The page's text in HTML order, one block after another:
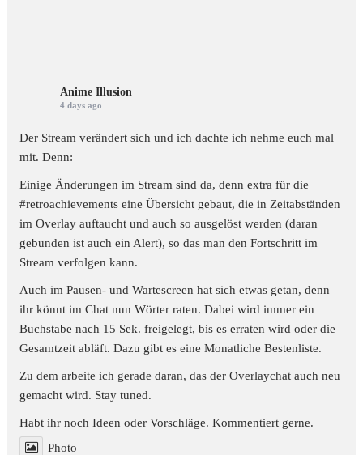
Anime Illusion
4 days ago
Der Stream verändert sich und ich dachte ich nehme euch mal
mit. Denn:
Einige Änderungen im Stream sind da, denn extra für die
#retroachievements eine Übersicht gebaut, die in Zeitabständen
im Overlay auftaucht und auch so ausgelöst werden (daran
gebunden ist auch ein Alert), so das man den Fortschritt im
Stream verfolgen kann.
Auch im Pausen- und Wartescreen hat sich etwas getan, denn
ihr könnt im Chat nun Wörter raten. Dabei wird immer ein
Buchstabe nach 15 Sek. freigelegt, bis es erraten wird oder die
Gesamtzeit abläft. Dazu gibt es eine Monatliche Bestenliste.
Zu dem arbeite ich gerade daran, das der Overlaychat auch neu
gemacht wird. Stay tuned.
Habt ihr noch Ideen oder Vorschläge. Kommentiert gerne.
Photo